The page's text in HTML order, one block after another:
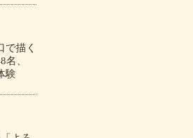
で描く
、
験